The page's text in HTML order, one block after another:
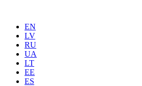
EN
LV
RU
UA
LT
EE
ES